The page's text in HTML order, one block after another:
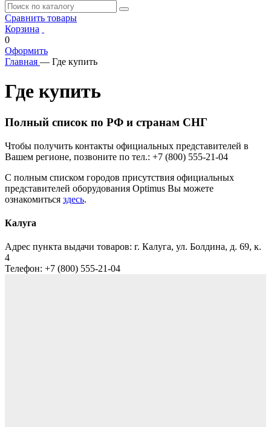
Сравнить товары
Корзина
0
Оформить
Главная — Где купить
Где купить
Полный список по РФ и странам СНГ
Чтобы получить контакты официальных представителей в
Вашем регионе, позвоните по тел.: +7 (800) 555-21-04
С полным списком городов присутствия официальных
представителей оборудования Optimus Вы можете
ознакомиться здесь.
Калуга
Адрес пункта выдачи товаров: г. Калуга, ул. Болдина, д. 69, к.
4
Телефон: +7 (800) 555-21-04